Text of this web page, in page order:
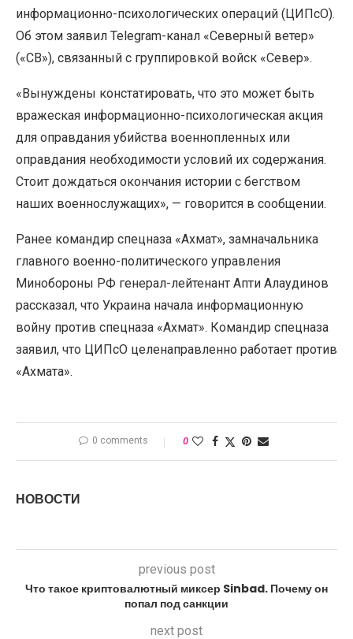
информационно-психологических операций (ЦИПсО).
Об этом заявил Telegram-канал «Северный ветер»
(«СВ»), связанный с группировкой войск «Север».
«Вынуждены констатировать, что это может быть
вражеская информационно-психологическая акция
для оправдания убийства военнопленных или
оправдания необходимости условий их содержания.
Стоит дождаться окончания истории с бегством
наших военнослужащих», — говорится в сообщении.
Ранее командир спецназа «Ахмат», замначальника
главного военно-политического управления
Минобороны РФ генерал-лейтенант Апти Алаудинов
рассказал, что Украина начала информационную
войну против спецназа «Ахмат». Командир спецназа
заявил, что ЦИПсО целенаправленно работает против
«Ахмата».
0 comments 0
НОВОСТИ
previous post
Что такое криптовалютный миксер Sinbad. Почему он
попал под санкции
next post